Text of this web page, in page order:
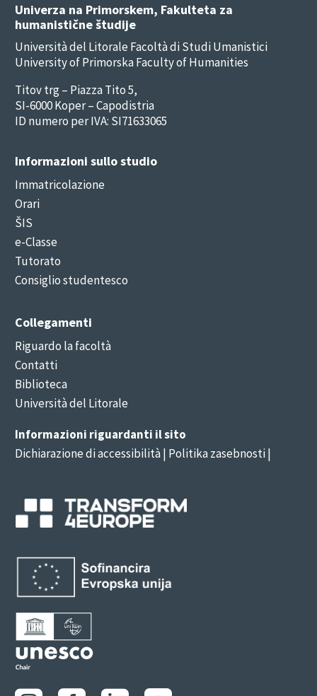
Univerza na Primorskem, Fakulteta za
humanistične študije
Università del Litorale Facoltà di Studi Umanistici
University of Primorska Faculty of Humanities
Titov trg – Piazza Tito 5,
SI-6000 Koper – Capodistria
ID numero per IVA: SI71633065
Informazioni sullo studio
Immatricolazione
Orari
ŠIS
e-Classe
Tutorato
Consiglio studentesco
Collegamenti
Riguardo la facoltà
Contatti
Biblioteca
Università del Litorale
Informazioni riguardanti il sito
Dichiarazione di accessibilità| Politika zasebnosti |